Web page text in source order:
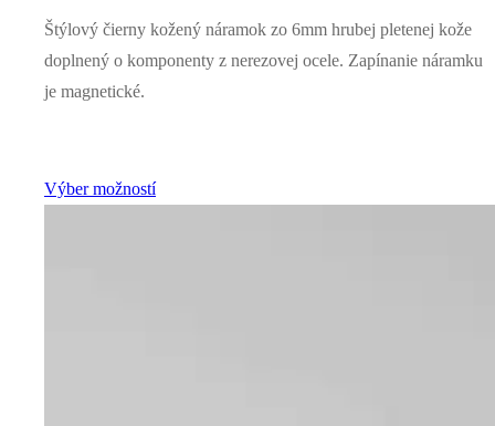
Štýlový čierny kožený náramok zo 6mm hrubej pletenej kože
doplnený o komponenty z nerezovej ocele. Zapínanie náramku
je magnetické.
Výber možností